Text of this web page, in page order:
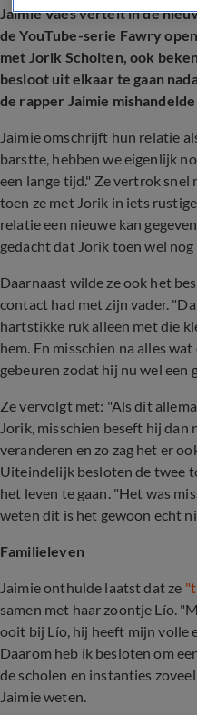
Jaimie Vaes vertelt in de
de YouTube-serie Fawry
met Jorik Scholten, ook
besloot uit elkaar te gaan
de rapper Jaimie
Jaimie omschrijft hun relatie
barstte, hebben we eigenlijk
een lange tijd." Ze vertrok snel
toen ze met Jorik in iets
relatie een nieuwe kan
gedacht dat Jorik toen wel
Daarnaast wilde ze ook het
contact had met zijn vader.
hartstikke ruk alleen met die
hem. En misschien na alles
gebeuren zodat hij nu wel een
Ze vervolgt met: "Als dit
Jorik, misschien beseft hij dan
veranderen en zo zag het er
Uiteindelijk besloten de twee
het leven te gaan. "Het was
weten dit is het gewoon echt
Familieleven
Jaimie onthulde laatst dat ze
samen met haar zoontje Lío.
ooit bij Lío, hij heeft mijn volle
Daarom heb ik besloten om
de scholen en instanties
Jaimie weten.